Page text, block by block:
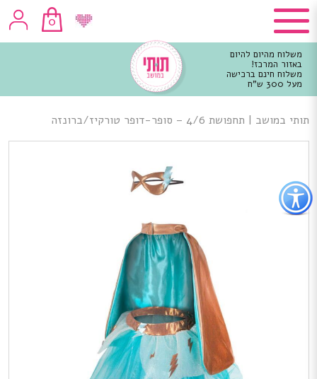
כפתור
לפתיחת
תפריט
נגישות
0
משלוח מהיום להיום
באזור המרכז!
משלוח חינם ברכישה
מעל 300 ש"ח
מרכזי
תותי במושב | תחפושת 4/6 – סופר-דופר טורקיז/ברונזה